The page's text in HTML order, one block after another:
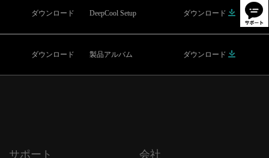
ダウンロード DeepCool Setup ダウンロード
ダウンロード 製品アルバム ダウンロード
サポート 会社